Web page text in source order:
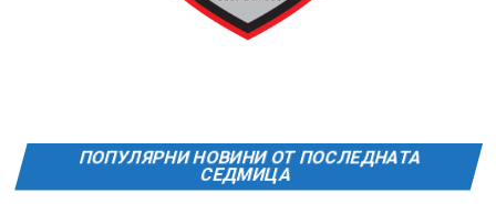
21:30ч. Прожекция на филма “Брънч за начинаещи”
Ще бъде хубаво – не някога и някъде, а тук и сега!
ПОПУЛЯРНИ НОВИНИ ОТ ПОСЛЕДНАТА
СЕДМИЦА